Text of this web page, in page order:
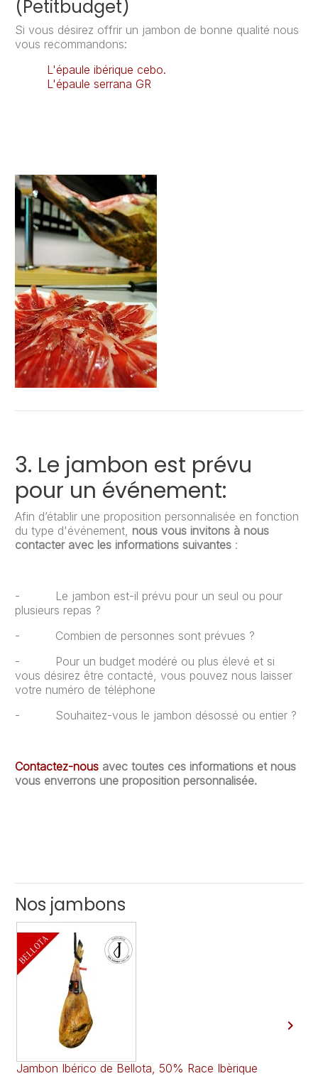
(Petitbudget)
Si vous désirez offrir un jambon de bonne qualité nous
vous recommandons:
L'épaule ibérique cebo.
L'épaule serrana GR
3. Le jambon est prévu
pour un événement:
Afin d’établir une proposition personnalisée en fonction
du type d'événement, nous vous invitons à nous
contacter avec les informations suivantes :
- Le jambon est-il prévu pour un seul ou pour
plusieurs repas ?
- Combien de personnes sont prévues ?
- Pour un budget modéré ou plus élevé et si
vous désirez être contacté, vous pouvez nous laisser
votre numéro de téléphone
- Souhaitez-vous le jambon désossé ou entier ?
Contactez-nous avec toutes ces informations et nous
vous enverrons une proposition personnalisée.
Nos jambons
Jambon Ibérico de Bellota, 50% Race Ibèrique
